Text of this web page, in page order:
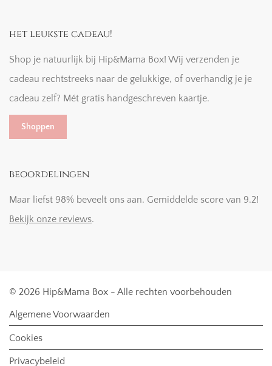
het leukste cadeau!
Shop je natuurlijk bij Hip&Mama Box! Wij verzenden je
cadeau rechtstreeks naar de gelukkige, of overhandig je je
cadeau zelf? Mét gratis handgeschreven kaartje.
Shoppen
beoordelingen
Maar liefst 98% beveelt ons aan. Gemiddelde score van 9.2!
Bekijk onze reviews.
© 2026 Hip&Mama Box - Alle rechten voorbehouden
Algemene Voorwaarden
Cookies
Privacybeleid